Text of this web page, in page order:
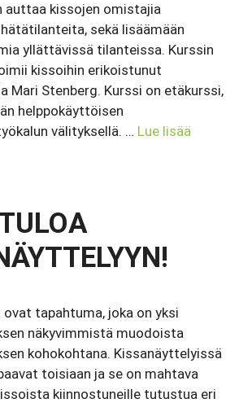
auttaa kissojen omistajia
sekä lisäämään
yllättävissä tilanteissa. Kurssin
kissoihin erikoistunut
Mari Stenberg. Kurssi on etäkurssi,
helppokäyttöisen
välityksellä. … Lue lisää
tapahtuma, joka on yksi
näkyvimmistä muodoista
kohokohtana. Kissanäyttelyissä
toisiaan ja se on mahtava
kiinnostuneille tutustua eri